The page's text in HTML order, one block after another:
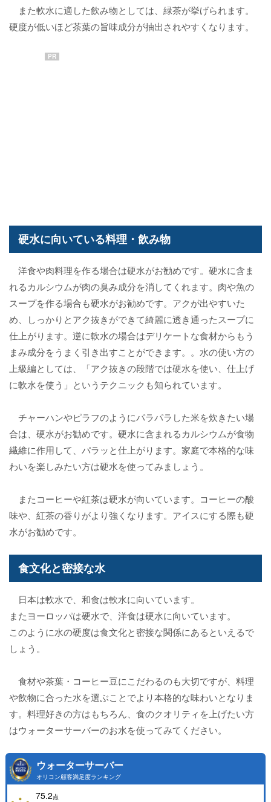
また軟水に適した飲み物としては、緑茶が挙げられます。
硬度が低いほど茶葉の旨味成分が抽出されやすくなります。
PR
硬水に向いている料理・飲み物
洋食や肉料理を作る場合は硬水がお勧めです。硬水に含ま
れるカルシウムが肉の臭み成分を消してくれます。肉や魚の
スープを作る場合も硬水がお勧めです。アクが出やすいた
め、しっかりとアク抜きができて綺麗に透き通ったスープに
仕上がります。逆に軟水の場合はデリケートな食材からもう
まみ成分をうまく引き出すことができます。。水の使い方の
上級編としては、「アク抜きの段階では硬水を使い、仕上げ
に軟水を使う」というテクニックも知られています。
チャーハンやピラフのようにパラパラした米を炊きたい場
合は、硬水がお勧めです。硬水に含まれるカルシウムが食物
繊維に作用して、パラッと仕上がります。家庭で本格的な味
わいを楽しみたい方は硬水を使ってみましょう。
またコーヒーや紅茶は硬水が向いています。コーヒーの酸
味や、紅茶の香りがより強くなります。アイスにする際も硬
水がお勧めです。
食文化と密接な水
日本は軟水で、和食は軟水に向いています。
またヨーロッパは硬水で、洋食は硬水に向いています。
このように水の硬度は食文化と密接な関係にあるといえるで
しょう。
食材や茶葉・コーヒー豆にこだわるのも大切ですが、料理
や飲物に合った水を選ぶことでより本格的な味わいとなりま
す。料理好きの方はもちろん、食のクオリティを上げたい方
はウォーターサーバーのお水を使ってみてください。
ウォーターサーバー
オリコン顧客満足度ランキング
75.2点